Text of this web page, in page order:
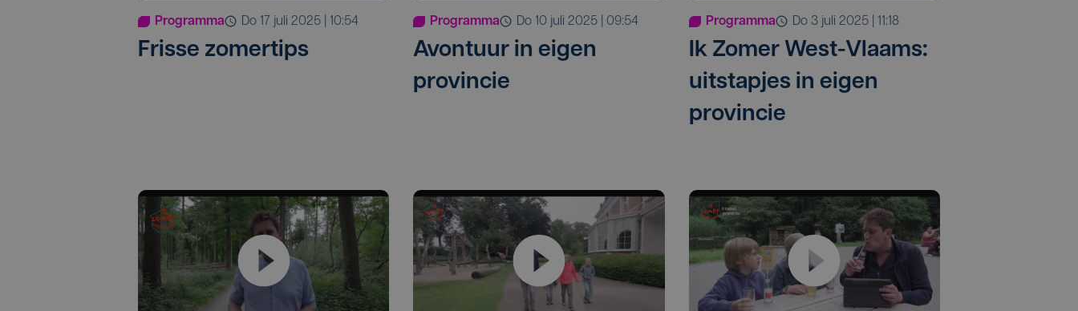
Programma do 17 juli 2025 | 10:54
Frisse zomertips
Programma do 10 juli 2025 | 09:54
Avontuur in eigen
provincie
Programma do 3 juli 2025 | 11:18
Ik Zomer West-Vlaams:
uitstapjes in eigen
provincie